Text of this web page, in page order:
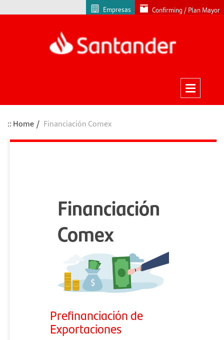
Empresas Confirming / Plan Mayor
Home Financiación Comex
Financiación
Comex
Prefinanciación de
Exportaciones